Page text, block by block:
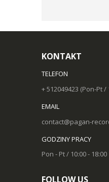
KONTAKT
TELEFON
+ 512049423 (Pon-Pt /
EMAIL
contact@pagan-
GODZINY PRACY
Pon - Pt / 10:00 - 18:00
FOLLOW US